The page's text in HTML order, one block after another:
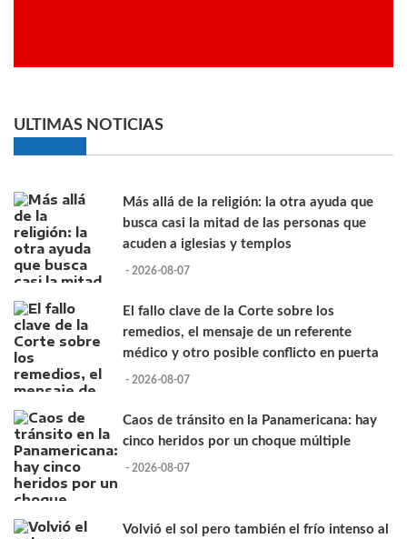
ULTIMAS NOTICIAS
Más allá de la religión: la otra ayuda que
busca casi la mitad de las personas que
acuden a iglesias y templos
- 2026-08-07
El fallo clave de la Corte sobre los
remedios, el mensaje de un referente
médico y otro posible conflicto en puerta
- 2026-08-07
Caos de tránsito en la Panamericana: hay
cinco heridos por un choque múltiple
- 2026-08-07
Volvió el sol pero también el frío intenso al